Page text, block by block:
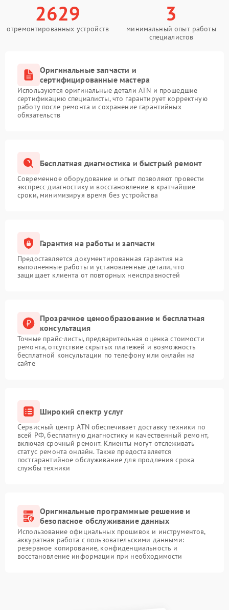
2629
отремонтированных устройств
3
минимальный опыт работы
специалистов
Оригинальные запчасти и
сертифицированные мастера
Используются оригинальные детали ATN и прошедшие
сертификацию специалисты, что гарантирует корректную
работу после ремонта и сохранение гарантийных
обязательств
Бесплатная диагностика и быстрый ремонт
Современное оборудование и опыт позволяют провести
экспресс-диагностику и восстановление в кратчайшие
сроки, минимизируя время без устройства
Гарантия на работы и запчасти
Предоставляется документированная гарантия на
выполненные работы и установленные детали, что
защищает клиента от повторных неисправностей
Прозрачное ценообразование и бесплатная
консультация
Точные прайс-листы, предварительная оценка стоимости
ремонта, отсутствие скрытых платежей и возможность
бесплатной консультации по телефону или онлайн на
сайте
Широкий спектр услуг
Сервисный центр ATN обеспечивает доставку техники по
всей РФ, бесплатную диагностику и качественный ремонт,
включая срочный ремонт. Клиенты могут отслеживать
статус ремонта онлайн. Также предоставляется
постгарантийное обслуживание для продления срока
службы техники
Оригинальные программные решение и
безопасное обслуживание данных
Использование официальных прошивок и инструментов,
аккуратная работа с пользовательскими данными:
резервное копирование, конфиденциальность и
восстановление информации при необходимости